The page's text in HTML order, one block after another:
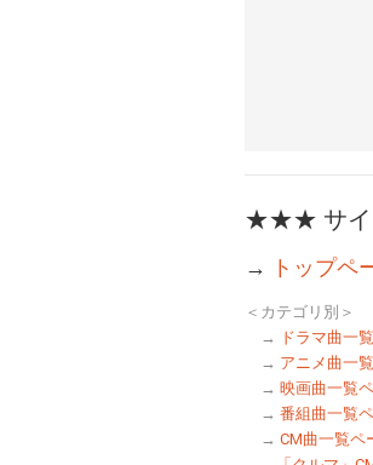
★★★ サイ
→ トップペ
＜カテゴリ別＞
→
ドラマ曲一
→ アニメ曲一
→ 映画曲一覧
→ 番組曲一覧
→ CM曲一覧ペ